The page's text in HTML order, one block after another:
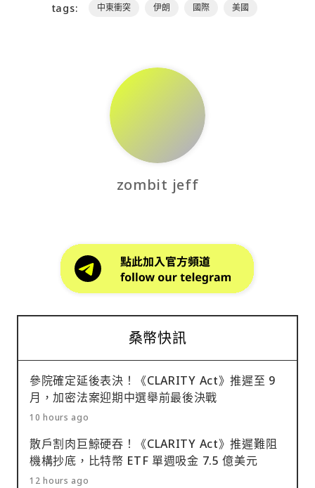
tags: 中東衝突 伊朗 國際 美國
zombit jeff
桑幣快訊
參院確定延後表決！《CLARITY Act》推遲至 9
月，加密法案迎期中選舉前最後決戰
10 hours ago
散戶割肉巨鯨硬吞！《CLARITY Act》推遲難阻
機構抄底，比特幣 ETF 單週吸金 7.5 億美元
12 hours ago